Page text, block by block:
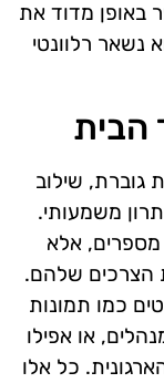
באופן מדוד את
נשאר רלוונטי
הבית
גוברת, שילוב
משמעותי.
אלא
הצרכים שלהם.
כמו תמונות
או אפילו
כל אלו